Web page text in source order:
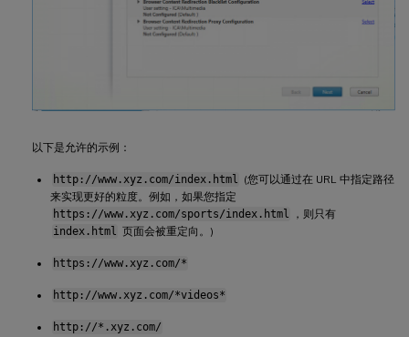
以下是允许的示例：
http://www.xyz.com/index.html (您可以通过在 URL 中指定路径
来实现更好的粒度。例如，如果您指定
https://www.xyz.com/sports/index.html
，则只有
index.html 页面会被重定向。)
https://www.xyz.com/*
http://www.xyz.com/*videos*
http://*.xyz.com/